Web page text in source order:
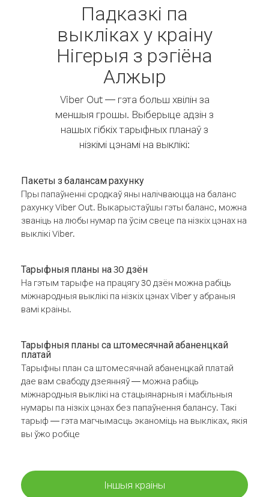
Падказкі па
выкліках у краіну
Нігерыя з рэгіёна
Алжыр
Viber Out — гэта больш хвілін за
меншыя грошы. Выберыце адзін з
нашых гібкіх тарыфных планаў з
нізкімі цэнамі на выклікі:
Пакеты з балансам рахунку
Пры папаўненні сродкаў яны налічваюцца на баланс
рахунку Viber Out. Выкарыстаўшы гэты баланс, можна
званіць на любы нумар па ўсім свеце па нізкіх цэнах на
выклікі Viber.
Тарыфныя планы на 30 дзён
На гэтым тарыфе на працягу 30 дзён можна рабіць
міжнародныя выклікі па нізкіх цэнах Viber у абраныя
вамі краіны.
Тарыфныя планы са штомесячнай абаненцкай
платай
Тарыфны план са штомесячнай абаненцкай платай
дае вам свабоду дзеянняў — можна рабіць
міжнародныя выклікі на стацыянарныя і мабільныя
нумары па нізкіх цэнах без папаўнення балансу. Такі
тарыф — гэта магчымасць эканоміць на выкліках, якія
вы ўжо робіце
Іншыя краіны